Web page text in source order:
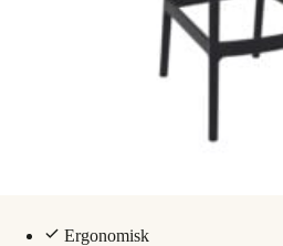
Ergonomisk